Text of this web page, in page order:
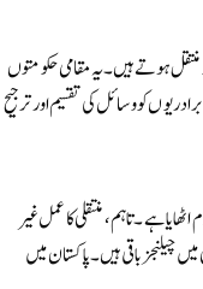
منتقل ہوتے ہیں۔ یہ مقامی حکومتوں
کو وسائل کی تقسیم اور ترجیح
اہم قدم اٹھایا ہے۔ تاہم، منتقلی کا عمل غیر
چیلنجز باقی ہیں۔ پاکستان میں